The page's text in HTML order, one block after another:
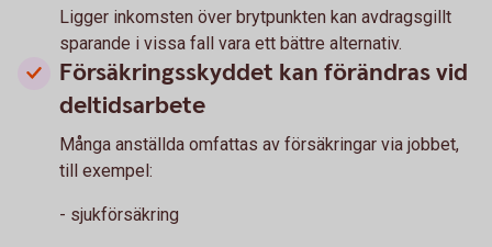
Ligger inkomsten över brytpunkten kan avdragsgillt
sparande i vissa fall vara ett bättre alternativ.
Försäkringsskyddet kan förändras vid
deltidsarbete
Många anställda omfattas av försäkringar via jobbet,
till exempel:
- sjukförsäkring